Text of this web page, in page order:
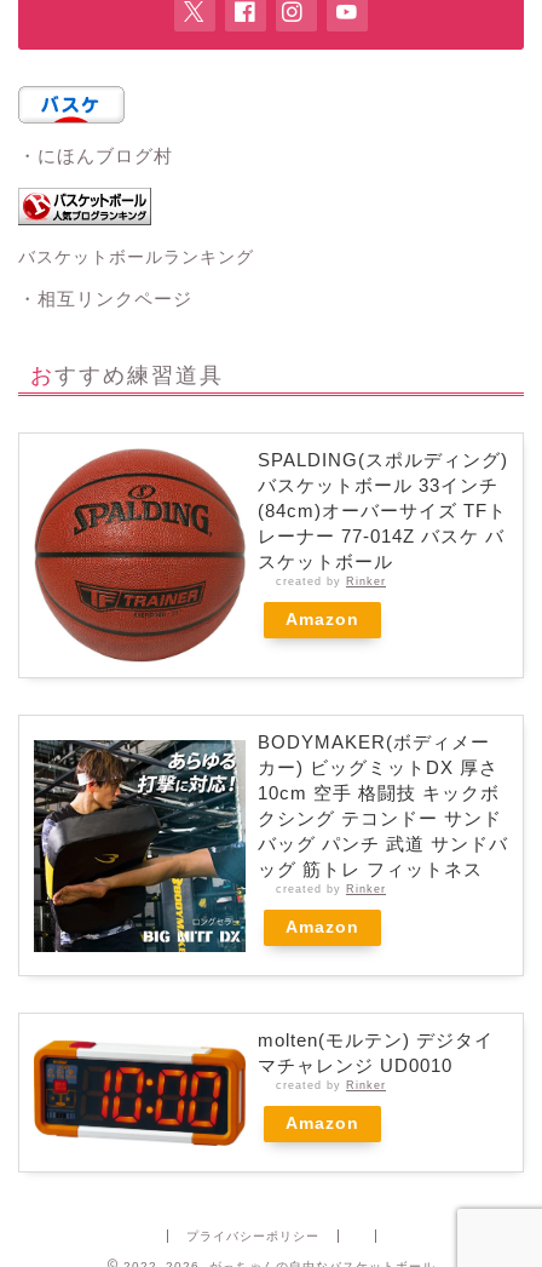
・にほんブログ村
バスケットボールランキング
・相互リンクページ
おすすめ練習道具
SPALDING(スポルディング)
バスケットボール 33インチ
(84cm)オーバーサイズ TFト
レーナー 77-014Z バスケ バ
スケットボール
created by Rinker
Amazon
BODYMAKER(ボディメー
カー) ビッグミットDX 厚さ
10cm 空手 格闘技 キックボ
クシング テコンドー サンド
バッグ パンチ 武道 サンドバ
ッグ 筋トレ フィットネス
created by Rinker
Amazon
molten(モルテン) デジタイ
マチャレンジ UD0010
created by Rinker
Amazon
プライバシーポリシー